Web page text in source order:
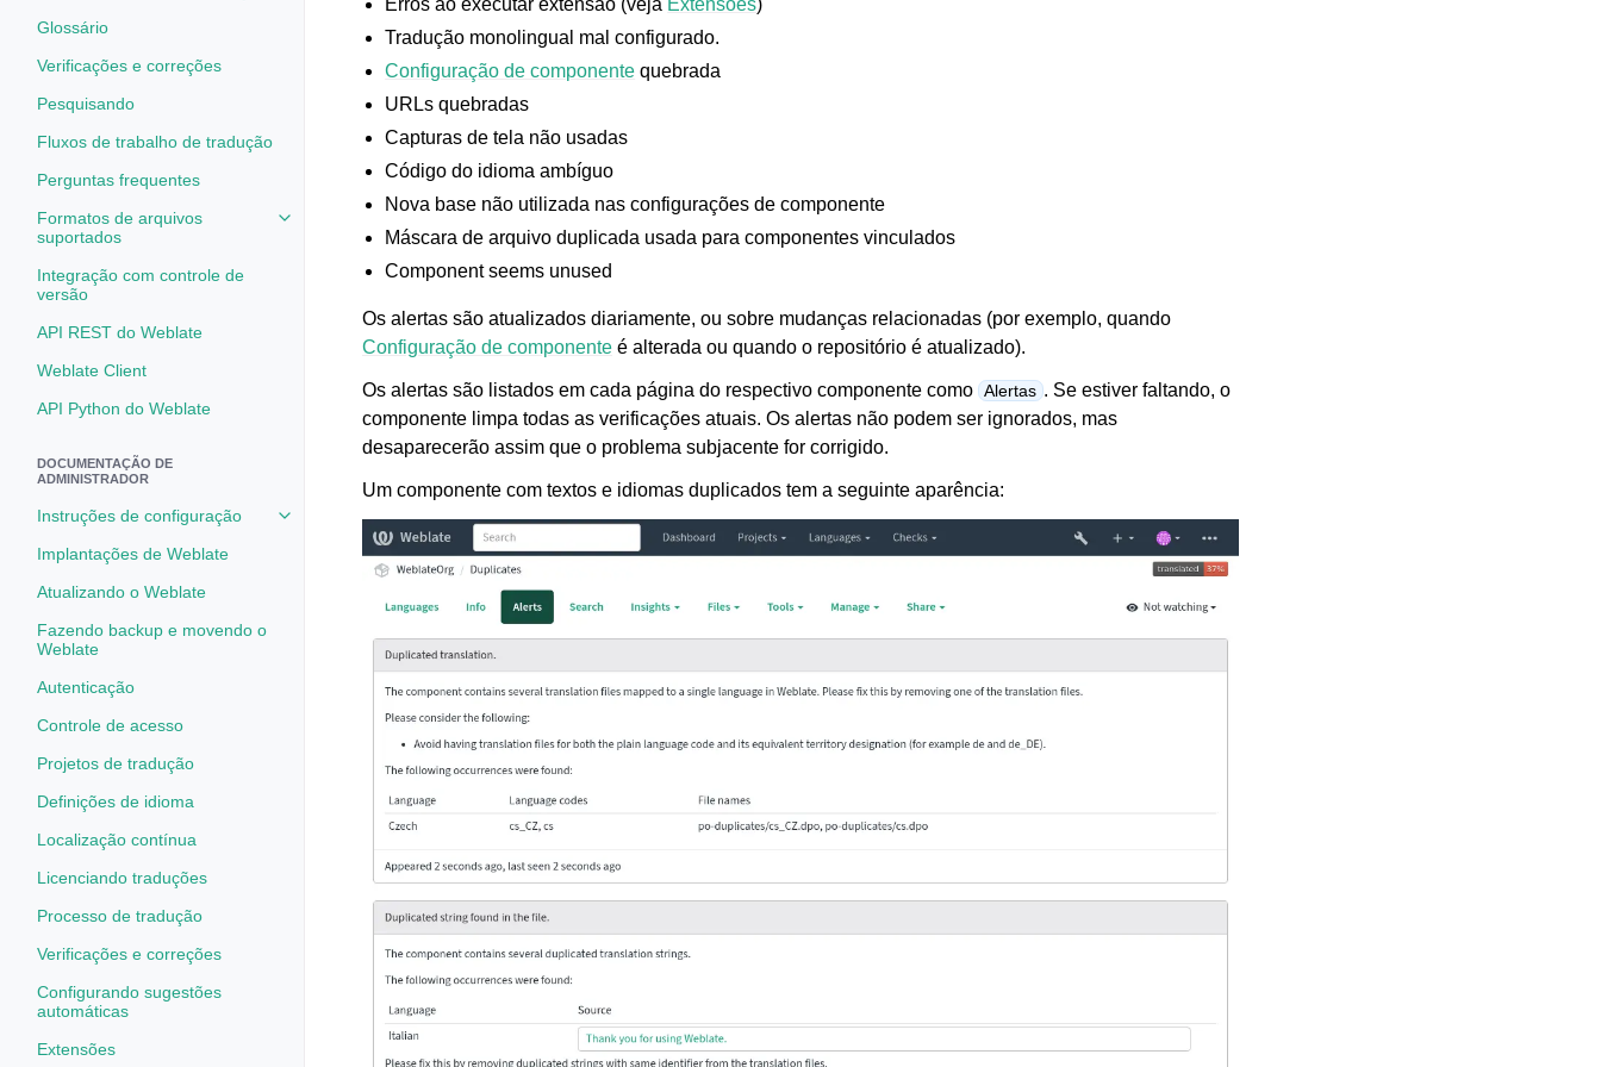
Glossário
Verificações e correções
Pesquisando
Fluxos de trabalho de tradução
Perguntas frequentes
Formatos de arquivos
suportados
Toggle navigation of Formatos de arquivos suportados
Integração com controle de
versão
API REST do Weblate
Weblate Client
API Python do Weblate
DOCUMENTAÇÃO DE
ADMINISTRADOR
Instruções de configuração
Toggle navigation of Instruções de configuração
Implantações de Weblate
Atualizando o Weblate
Fazendo backup e movendo o
Weblate
Autenticação
Controle de acesso
Projetos de tradução
Definições de idioma
Localização contínua
Licenciando traduções
Processo de tradução
Verificações e correções
Configurando sugestões
automáticas
Extensões
Erros ao executar extensão (veja Extensões)
Tradução monolingual mal configurado.
Configuração de componente quebrada
URLs quebradas
Capturas de tela não usadas
Código do idioma ambíguo
Nova base não utilizada nas configurações de componente
Máscara de arquivo duplicada usada para componentes vinculados
Component seems unused
Os alertas são atualizados diariamente, ou sobre mudanças relacionadas (por exemplo, quando
Configuração de componente é alterada ou quando o repositório é atualizado).
Os alertas são listados em cada página do respectivo componente como Alertas . Se estiver faltando, o
componente limpa todas as verificações atuais. Os alertas não podem ser ignorados, mas
desaparecerão assim que o problema subjacente for corrigido.
Um componente com textos e idiomas duplicados tem a seguinte aparência: